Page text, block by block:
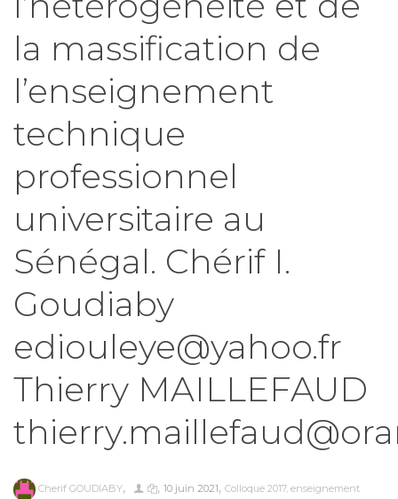
la massification de
l’enseignement
technique
professionnel
universitaire au
Sénégal. Chérif I.
Goudiaby
ediouleye@yahoo.fr
Thierry MAILLEFAUD
Cherif GOUDIABY, , 10 juin 2021, Colloque 2017, enseignement